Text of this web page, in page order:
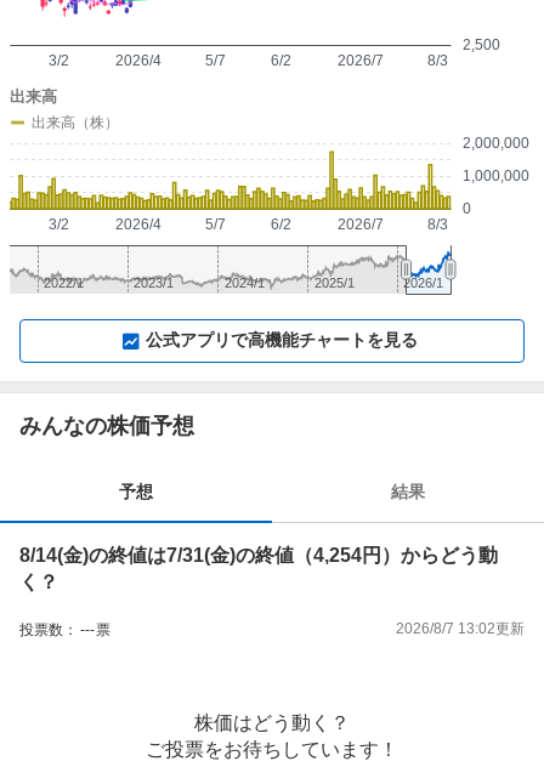
2,500
2026/4 2026/7
3/2 5/7 6/2 8/3
0
1,000,000
2,000,000
2026/4 2026/7
3/2 5/7 6/2 8/3
出来高
出来高（株）
2023/1 2025/1
2022/1 2024/1 2026/1
公式アプリで高機能チャートを見る
みんなの株価予想
予想 結果
8/14(金)の終値は7/31(金)の終値（4,254円）からどう動
く？
投票数： ---票 2026/8/7 13:02更新
株価はどう動く？
ご投票をお待ちしています！